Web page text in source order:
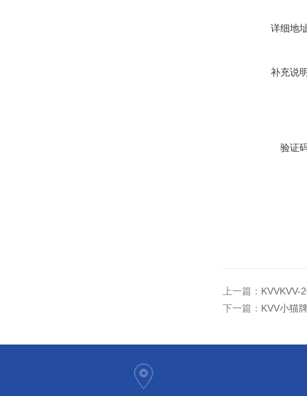
详细地
补充说
验证
上一篇： KVVKVV-
下一篇： KVV小猫